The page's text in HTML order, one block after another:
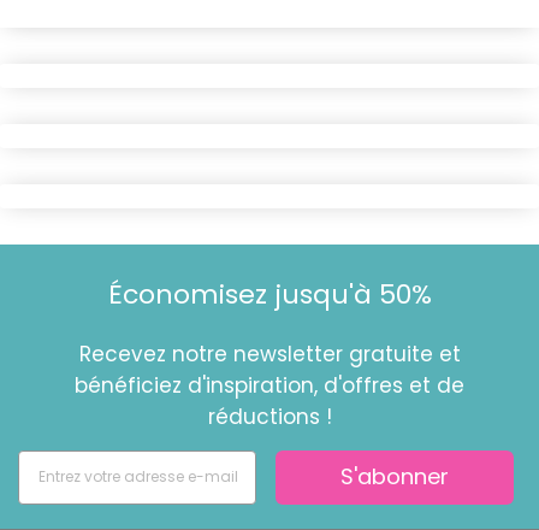
Économisez jusqu'à 50%
Recevez notre newsletter gratuite et
bénéficiez d'inspiration, d'offres et de
réductions !
S'abonner